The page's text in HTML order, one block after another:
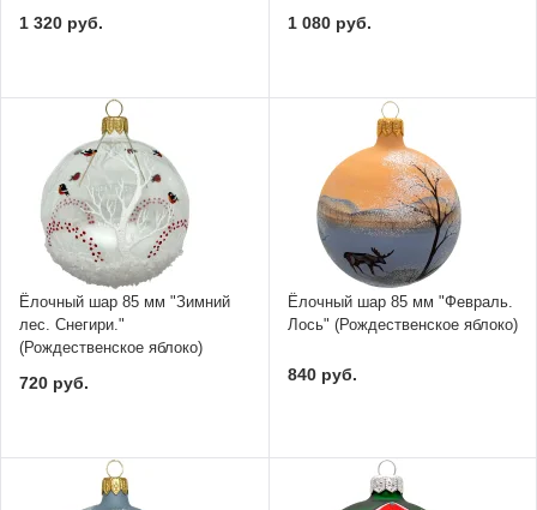
1 320 руб. 1 080 руб.
Ёлочный шар 85 мм "Зимний
лес. Снегири."
(Рождественское яблоко)
720 руб.
Ёлочный шар 85 мм "Февраль.
Лось" (Рождественское яблоко)
840 руб.